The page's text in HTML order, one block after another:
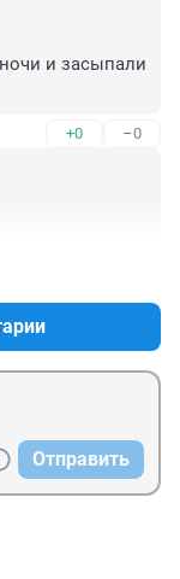
и засыпали
+0 –0
Отправить